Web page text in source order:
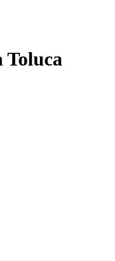
Toluca